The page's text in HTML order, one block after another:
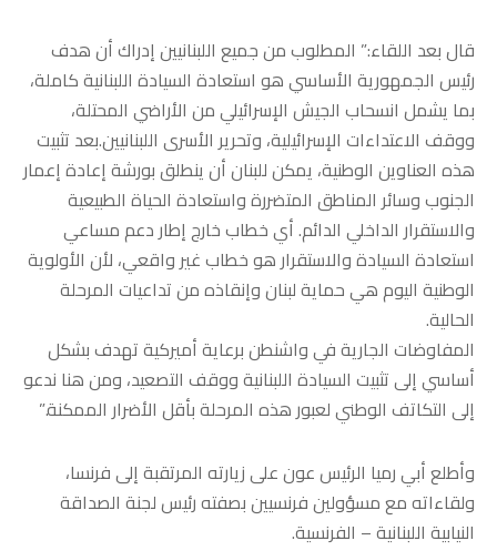
قال بعد اللقاء:” المطلوب من جميع اللبنانيين إدراك أن هدف
رئيس الجمهورية الأساسي هو استعادة السيادة اللبنانية كاملة،
بما يشمل انسحاب الجيش الإسرائيلي من الأراضي المحتلة،
ووقف الاعتداءات الإسرائيلية، وتحرير الأسرى اللبنانيين.بعد تثبيت
هذه العناوين الوطنية، يمكن للبنان أن ينطلق بورشة إعادة إعمار
الجنوب وسائر المناطق المتضررة واستعادة الحياة الطبيعية
والاستقرار الداخلي الدائم. أي خطاب خارج إطار دعم مساعي
استعادة السيادة والاستقرار هو خطاب غير واقعي، لأن الأولوية
الوطنية اليوم هي حماية لبنان وإنقاذه من تداعيات المرحلة
الحالية.
المفاوضات الجارية في واشنطن برعاية أميركية تهدف بشكل
أساسي إلى تثبيت السيادة اللبنانية ووقف التصعيد، ومن هنا ندعو
إلى التكاتف الوطني لعبور هذه المرحلة بأقل الأضرار الممكنة.”
وأطلع أبي رميا الرئيس عون على زيارته المرتقبة إلى فرنسا،
ولقاءاته مع مسؤولين فرنسيين بصفته رئيس لجنة الصداقة
النيابية اللبنانية – الفرنسية.